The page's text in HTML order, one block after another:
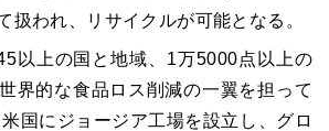
扱われ、リサイクルが可能となる。
以上の国と地域、1万5000点以上の
界的な食品ロス削減の一翼を担って
国にジョージア工場を設立し、グロ